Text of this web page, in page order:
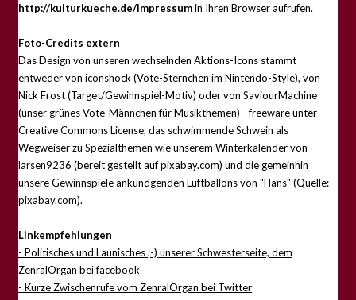
http://kulturkueche.de/impressumin Ihren Browser aufrufen.
Foto-Credits extern
Das Design von unseren wechselnden Aktions-Icons stammt
entweder von iconshock (Vote-Sternchen im Nintendo-Style), von
Nick Frost (Target/Gewinnspiel-Motiv) oder von SaviourMachine
(unser grünes Vote-Männchen für Musikthemen) - freeware unter
Creative Commons License, das schwimmende Schwein als
Wegweiser zu Spezialthemen wie unserem Winterkalender von
larsen9236 (bereit gestellt auf pixabay.com) und die gemeinhin
unsere Gewinnspiele ankündgenden Luftballons von "Hans" (Quelle:
pixabay.com).
Linkempfehlungen
- Politisches und Launisches ;-) unserer Schwesterseite, dem
ZenralOrgan bei facebook
- Kurze Zwischenrufe vom ZenralOrgan bei Twitter